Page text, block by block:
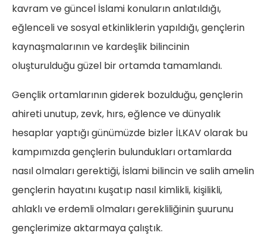
kavram ve güncel İslami konuların anlatıldığı,
eğlenceli ve sosyal etkinliklerin yapıldığı, gençlerin
kaynaşmalarının ve kardeşlik bilincinin
oluşturulduğu güzel bir ortamda tamamlandı.
Gençlik ortamlarının giderek bozulduğu, gençlerin
ahireti unutup, zevk, hırs, eğlence ve dünyalık
hesaplar yaptığı günümüzde bizler İLKAV olarak bu
kampımızda gençlerin bulundukları ortamlarda
nasıl olmaları gerektiği, İslami bilincin ve salih amelin
gençlerin hayatını kuşatıp nasıl kimlikli, kişilikli,
ahlaklı ve erdemli olmaları gerekliliğinin şuurunu
gençlerimize aktarmaya çalıştık.